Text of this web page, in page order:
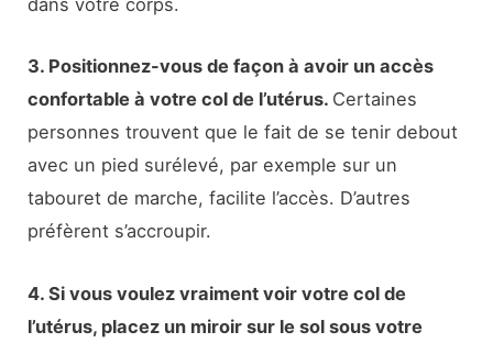
dans votre corps.
3. Positionnez-vous de façon à avoir un accès
confortable à votre col de l’utérus. Certaines
personnes trouvent que le fait de se tenir debout
avec un pied surélevé, par exemple sur un
tabouret de marche, facilite l’accès. D’autres
préfèrent s’accroupir.
4. Si vous voulez vraiment voir votre col de
l’utérus, placez un miroir sur le sol sous votre